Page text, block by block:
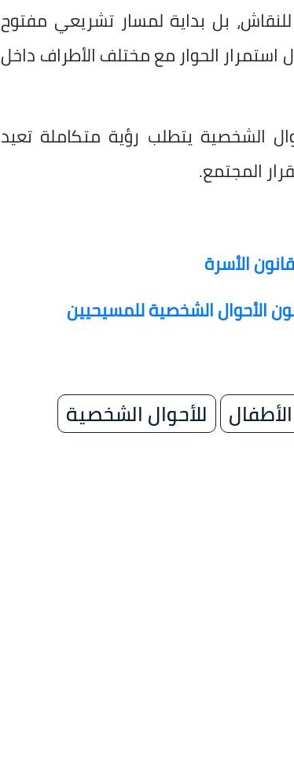
بل بداية لمسار تشريعي مفتوح
الحوار مع مختلف الأطراف داخل
الشخصية يتطلب رؤية متكاملة تعيد
المجتمع.
الأحوال الشخصية للمسيحيين
للأحوال الشخصية